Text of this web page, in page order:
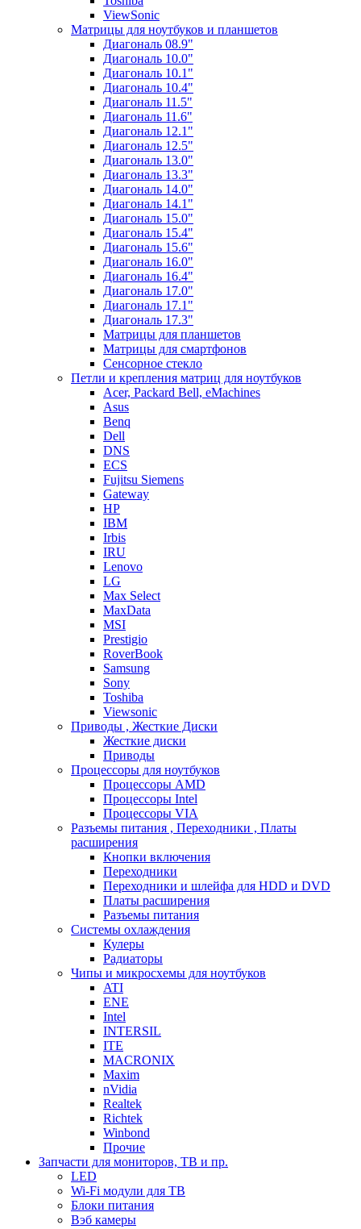
ViewSonic
Матрицы для ноутбуков и планшетов
Диагональ 08.9"
Диагональ 10.0"
Диагональ 10.1"
Диагональ 10.4"
Диагональ 11.5"
Диагональ 11.6"
Диагональ 12.1"
Диагональ 12.5"
Диагональ 13.0"
Диагональ 13.3"
Диагональ 14.0"
Диагональ 14.1"
Диагональ 15.0"
Диагональ 15.4"
Диагональ 15.6"
Диагональ 16.0"
Диагональ 16.4"
Диагональ 17.0"
Диагональ 17.1"
Диагональ 17.3"
Матрицы для планшетов
Матрицы для смартфонов
Сенсорное стекло
Петли и крепления матриц для ноутбуков
Acer, Packard Bell, eMachines
Asus
Benq
Dell
DNS
ECS
Fujitsu Siemens
Gateway
HP
IBM
Irbis
IRU
Lenovo
LG
Max Select
MaxData
MSI
Prestigio
RoverBook
Samsung
Sony
Toshiba
Viewsonic
Приводы , Жесткие Диски
Жесткие диски
Приводы
Процессоры для ноутбуков
Процессоры AMD
Процессоры Intel
Процессоры VIA
Разъемы питания , Переходники , Платы
расширения
Кнопки включения
Переходники
Переходники и шлейфа для HDD и DVD
Платы расширения
Разъемы питания
Системы охлаждения
Кулеры
Радиаторы
Чипы и микросхемы для ноутбуков
ATI
ENE
Intel
INTERSIL
ITE
MACRONIX
Maxim
nVidia
Realtek
Richtek
Winbond
Прочие
Запчасти для мониторов, ТВ и пр.
LED
Wi-Fi модули для ТВ
Блоки питания
Вэб камеры